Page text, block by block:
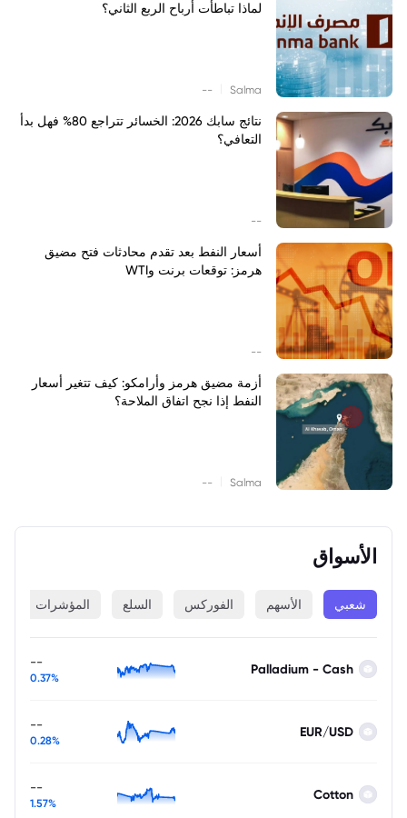
لماذا تباطأت أرباح الربع الثاني؟
Salma
--
نتائج سابك 2026: الخسائر تتراجع 80% فهل بدأ
التعافي؟
--
أسعار النفط بعد تقدم محادثات فتح مضيق
هرمز: توقعات برنت وWTI
--
أزمة مضيق هرمز وأرامكو: كيف تتغير أسعار
النفط إذا نجح اتفاق الملاحة؟
Salma
--
الأسواق
شعبي الأسهم الفوركس السلع المؤشرات
Palladium - Cash
--
0.37%
EUR/USD
--
0.28%
Cotton
--
1.57%